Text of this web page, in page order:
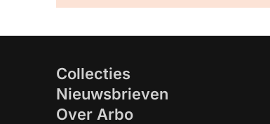
Collecties
Nieuwsbrieven
Over Arbo